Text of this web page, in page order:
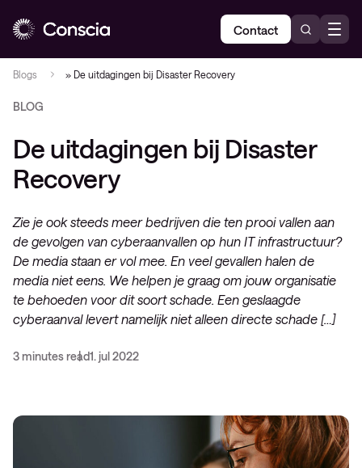
Contact
Blogs » De uitdagingen bij Disaster Recovery
BLOG
De uitdagingen bij Disaster
Recovery
Zie je ook steeds meer bedrijven die ten prooi vallen aan
de gevolgen van cyberaanvallen op hun IT infrastructuur?
De media staan er vol mee. En veel gevallen halen de
media niet eens. We helpen je graag om jouw organisatie
te behoeden voor dit soort schade. Een geslaagde
cyberaanval levert namelijk niet alleen directe schade […]
3 minutes read1. jul 2022